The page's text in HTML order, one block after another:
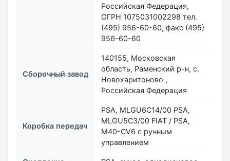
Российская Федерация,
ОГРН 1075031002298 тел.
(495) 956-60-60, факс (495)
956-60-60
Сборочный завод
140155, Московская
область, Раменский р-н, с.
Новохаритоново ,
Российская Федерация
Коробка передач
PSA, MLGU6C14/00 PSA,
MLGU5С3/00 FIAT / PSA,
M40-CV6 с ручным
управлением